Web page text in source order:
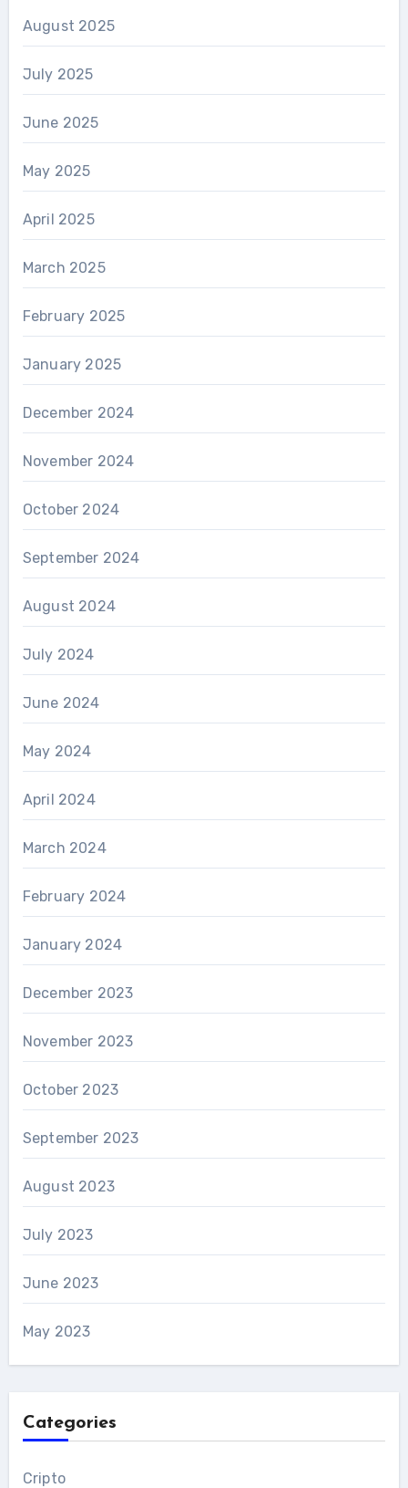
August 2025
July 2025
June 2025
May 2025
April 2025
March 2025
February 2025
January 2025
December 2024
November 2024
October 2024
September 2024
August 2024
July 2024
June 2024
May 2024
April 2024
March 2024
February 2024
January 2024
December 2023
November 2023
October 2023
September 2023
August 2023
July 2023
June 2023
May 2023
Categories
Cripto